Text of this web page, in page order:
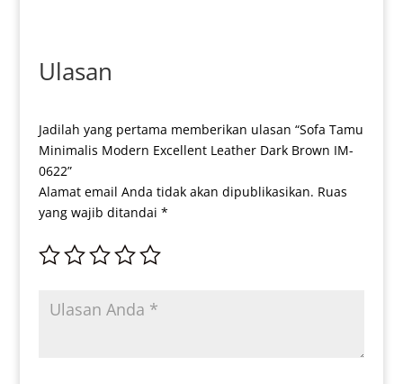
Ulasan
Jadilah yang pertama memberikan ulasan “Sofa Tamu
Minimalis Modern Excellent Leather Dark Brown IM-
0622”
Alamat email Anda tidak akan dipublikasikan. Ruas
yang wajib ditandai *